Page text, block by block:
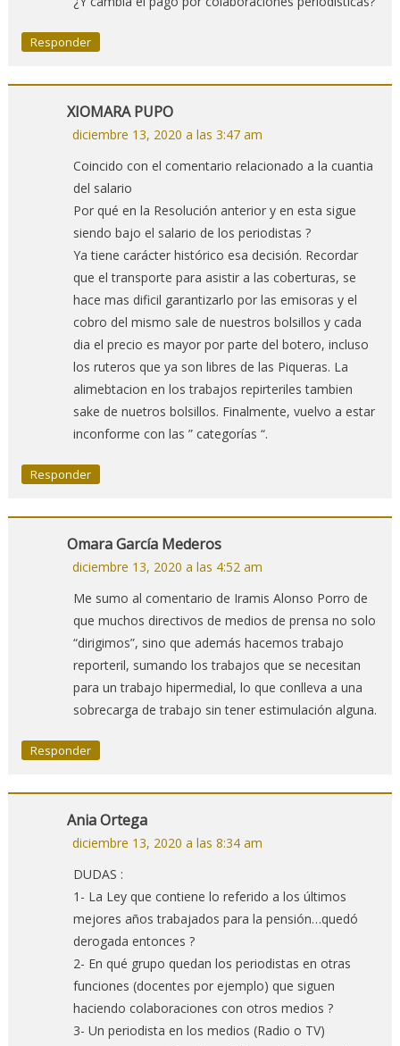
Responder
XIOMARA PUPO
diciembre 13, 2020 a las 3:47 am
Coincido con el comentario relacionado a la cuantia
del salario
Por qué en la Resolución anterior y en esta sigue
siendo bajo el salario de los periodistas ?
Ya tiene carácter histórico esa decisión. Recordar
que el transporte para asistir a las coberturas, se
hace mas dificil garantizarlo por las emisoras y el
cobro del mismo sale de nuestros bolsillos y cada
dia el precio es mayor por parte del botero, incluso
los ruteros que ya son libres de las Piqueras. La
alimebtacion en los trabajos repirteriles tambien
sake de nuetros bolsillos. Finalmente, vuelvo a estar
inconforme con las ” categorías “.
Responder
Omara García Mederos
diciembre 13, 2020 a las 4:52 am
Me sumo al comentario de Iramis Alonso Porro de
que muchos directivos de medios de prensa no solo
“dirigimos”, sino que además hacemos trabajo
reporteril, sumando los trabajos que se necesitan
para un trabajo hipermedial, lo que conlleva a una
sobrecarga de trabajo sin tener estimulación alguna.
Responder
Ania Ortega
diciembre 13, 2020 a las 8:34 am
DUDAS :
1- La Ley que contiene lo referido a los últimos
mejores años trabajados para la pensión…quedó
derogada entonces ?
2- En qué grupo quedan los periodistas en otras
funciones (docentes por ejemplo) que siguen
haciendo colaboraciones con otros medios ?
3- Un periodista en los medios (Radio o TV)